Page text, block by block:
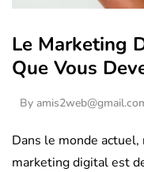
Le Marketing
Que Vous
By
Dans le monde
marketing digital est